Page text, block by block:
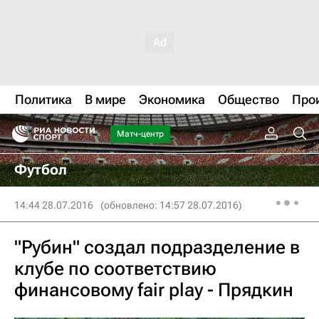
Политика В мире Экономика Общество
Матч-центр
Футбол
14:44 28.07.2016 (обновлено: 14:57 28.07.2016)
"Рубин" создал подразделение в
клубе по соответствию
финансовому fair play - Прядкин